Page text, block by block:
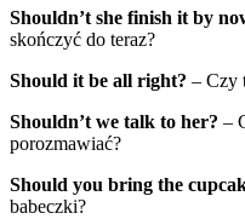
Shouldn’t she finish it by
skończyć do teraz?
Should it be all right? –
Shouldn’t we talk to her? –
porozmawiać?
Should you bring the
babeczki?